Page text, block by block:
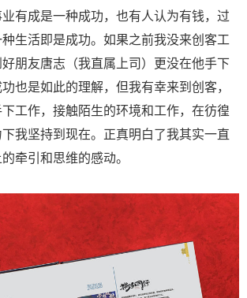
有成是一种成功，也有人认为有钱，过
生活即是成功。如果之前我没来创客工
朋友唐志（我直属上司）更没在他手下
也是如此的理解，但我有幸来到创客，
工作，接触陌生的环境和工作，在彷徨
我坚持到现在。正真明白了我其实一直
牵引和思维的感动。